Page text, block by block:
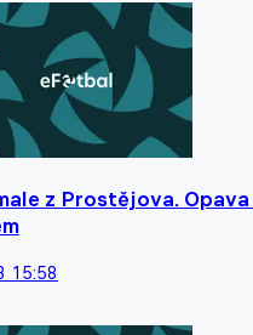
z Prostějova.
15:58